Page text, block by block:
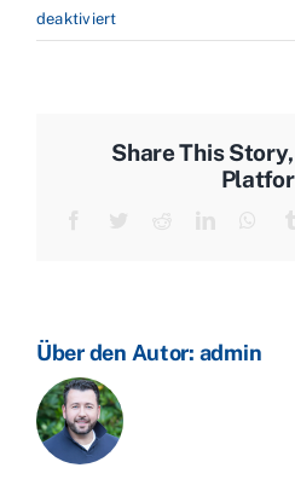
deaktiviertfür
Sorgen
lastet
Share This
Über den Autor: admin